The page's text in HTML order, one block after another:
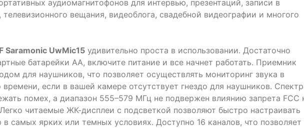
аудиомагнитофонов для интервью, презентаций, записи в
телевизионного вещания, видеоблога, свадебной видеографии и многого
Saramonic UwMic15 удивительно проста в использовании. Достаточно
батарейки АА, включите питание и все начнет работать. Приемник
для наушников, что позволяет осуществлять мониторинг звука в
если в вашей камере отсутствует гнездо для наушников. Спектр
помех, а диапазон 555–579 МГц не подвержен влиянию запрета FCC
читаемые ЖК-дисплеи с подсветкой позволяют быстро настраивать
самых ярких или темных условиях. Доступно 16 каналов, что позволяет